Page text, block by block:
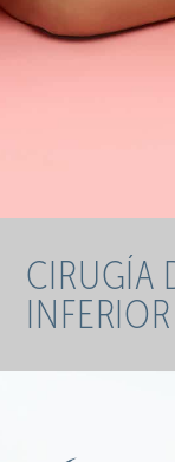
CIRUGÍA
INFERIOR